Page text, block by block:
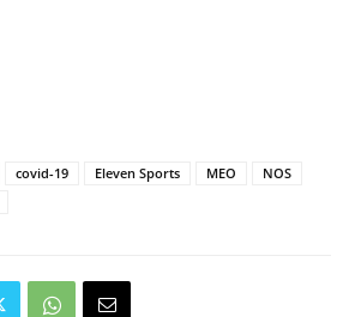
covid-19 Eleven Sports MEO
NOS